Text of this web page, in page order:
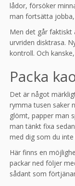
lådor, försöker
man fortsätta
Men det går
urvriden disktrasa.
kontroll. Och
Packa
Det är något
rymma tusen saker
glömt, papper man
man tänkt fixa
med dig som du
Här finns en
packar ned följer
sådant som